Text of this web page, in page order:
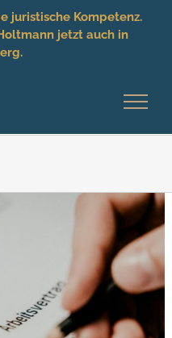
juristische Kompetenz.
jetzt auch in